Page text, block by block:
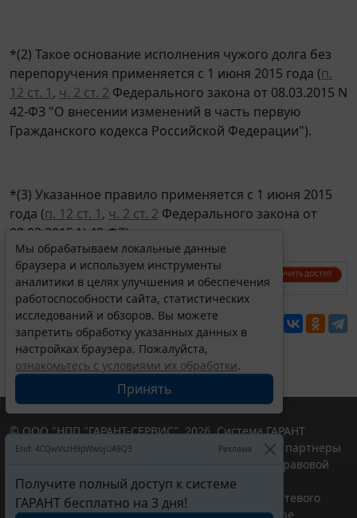
*(2) Такое основание исполнения чужого долга без
перепоручения применяется с 1 июня 2015 года (п.
12 ст. 1, ч. 2 ст. 2 Федерального закона от 08.03.2015 N
42-ФЗ "О внесении изменений в часть первую
Гражданского кодекса Российской Федерации").
*(3) Указанное правило применяется с 1 июня 2015
года (п. 12 ст. 1, ч. 2 ст. 2 Федерального закона от
08.03.2015 N 42-ФЗ).
Перепечатка
Мы обрабатываем локальные данные
браузера и используем инструменты
аналитики в целях улучшения и обеспечения
работоспособности сайта, статистических
исследований и обзоров. Вы можете
запретить обработку указанных данных в
настройках браузера. Пожалуйста,
ознакомьтесь с условиями их обработки.
Принять
Erid: 4CQwVszH9pWwojUA9Q3 Реклама
Получите полный доступ к системе
ГАРАНТ бесплатно на 3 дня!
© ООО "НПП "ГАРАНТ-СЕРВИС", 2026. Система ГАРАНТ
выпускается с 1990 года. Компания "Гарант" и ее партнеры
являются участниками Российской ассоциации правовой
информации ГАРАНТ.
Портал ГАРАНТ.РУ зарегистрирован в качестве сетевого
издания Федеральной службой по надзору в сфере